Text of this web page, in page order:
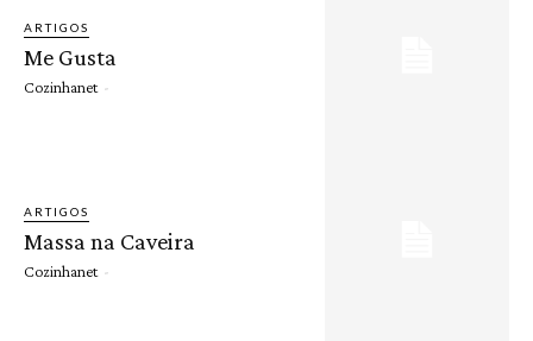
ARTIGOS
Me Gusta
Cozinhanet -
ARTIGOS
Massa na Caveira
Cozinhanet -